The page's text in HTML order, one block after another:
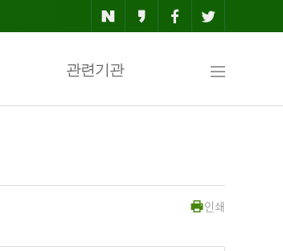
관련기관
인쇄